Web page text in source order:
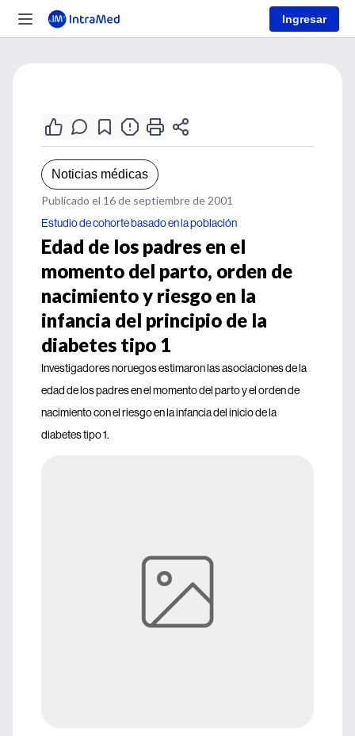
Ingresar
Noticias médicas
Publicado el 16 de septiembre de 2001
Estudio de cohorte basado en la población
Edad de los padres en el
momento del parto, orden de
nacimiento y riesgo en la
infancia del principio de la
diabetes tipo 1
Investigadores noruegos estimaron las asociaciones de la
edad de los padres en el momento del parto y el orden de
nacimiento con el riesgo en la infancia del inicio de la
diabetes tipo 1.